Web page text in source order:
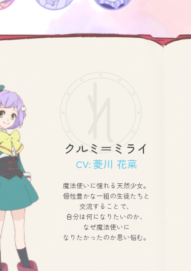
クルミ＝ミライ
CV: 菱川 花菜
魔法使いに憧れる天然少女。
個性豊かな一組の生徒たちと
交流することで、
自分は何になりたいのか、
なぜ魔法使いに
なりたかったのか思い悩む。